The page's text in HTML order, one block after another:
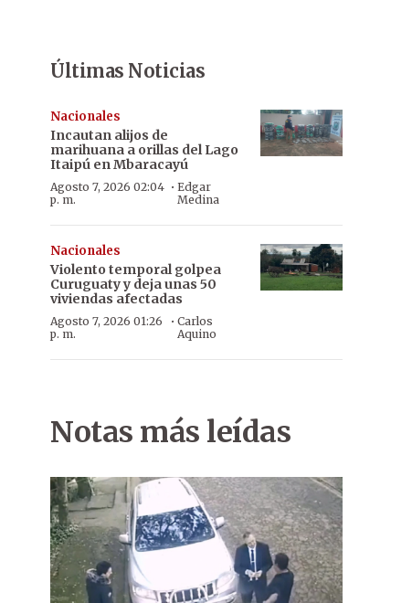
Últimas Noticias
Nacionales
Incautan alijos de
marihuana a orillas del Lago
Itaipú en Mbaracayú
Agosto 7, 2026 02:04
p. m.
· Edgar
Medina
Nacionales
Violento temporal golpea
Curuguaty y deja unas 50
viviendas afectadas
Agosto 7, 2026 01:26
p. m.
· Carlos
Aquino
Notas más leídas